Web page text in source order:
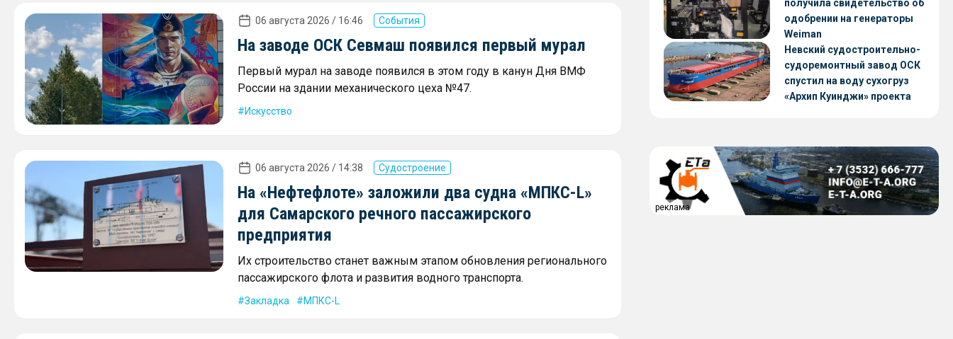
06 августа 2026 / 16:46 События
На заводе ОСК Севмаш появился первый мурал
Первый мурал на заводе появился в этом году в канун Дня ВМФ
России на здании механического цеха №47.
Искусство
06 августа 2026 / 14:38 Судостроение
На «Нефтефлоте» заложили два судна «МПКС-L»
для Самарского речного пассажирского
предприятия
Их строительство станет важным этапом обновления регионального
пассажирского флота и развития водного транспорта.
Закладка МПКС-L
получила свидетельство об
одобрении на генераторы
Weiman
Невский судостроительно-
судоремонтный завод ОСК
спустил на воду сухогруз
«Архип Куинджи» проекта
реклама